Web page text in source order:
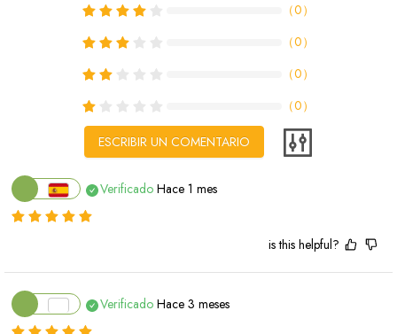
（0）
（0）
（0）
（0）
ESCRIBIR UN COMENTARIO
Verificado Hace 1 mes
is this helpful?
Verificado Hace 3 meses